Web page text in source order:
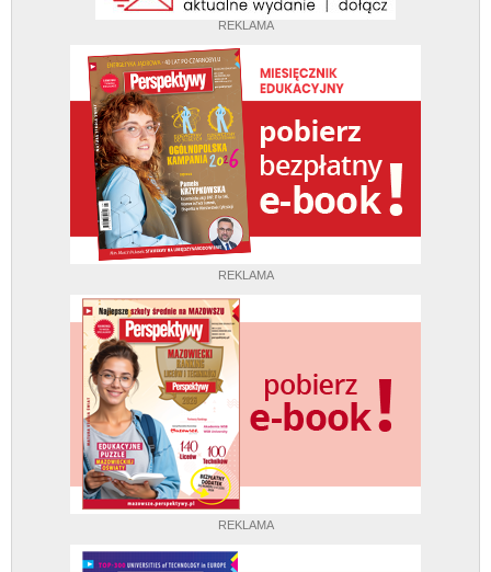
REKLAMA
REKLAMA
REKLAMA